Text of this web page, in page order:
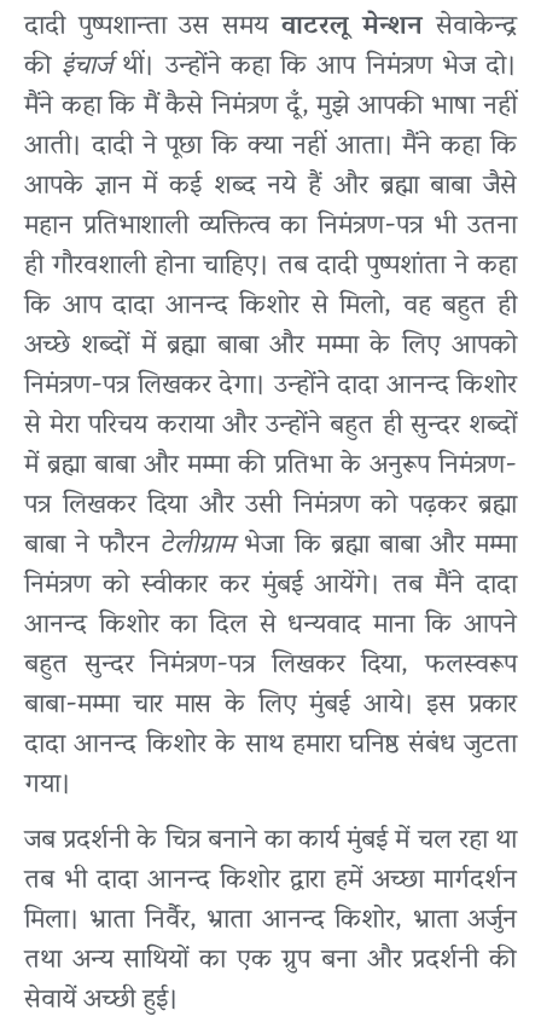
दादी पुष्पशान्ता उस समयवाटरलू मेन्शनसेवाकेन्द्र
की इंचार्जथीं। उन्होंने कहा कि आप निमंत्रण भेज दो।
मैंने कहा कि मैं कैसे निमंत्रण दूँ, मुझे आपकी भाषा नहीं
आती। दादी ने पूछा कि क्या नहीं आता। मैंने कहा कि
आपके ज्ञान में कई शब्द नये हैं और ब्रह्मा बाबा जैसे
महान प्रतिभाशाली व्यक्तित्व का निमंत्रण-पत्र भी उतना
ही गौरवशाली होना चाहिए। तब दादी पुष्पशांता ने कहा
कि आप दादा आनन्द किशोर से मिलो, वह बहुत ही
अच्छे शब्दों में ब्रह्मा बाबा और मम्मा के लिए आपको
निमंत्रण-पत्र लिखकर देगा। उन्होंने दादा आनन्द किशोर
से मेरा परिचय कराया और उन्होंने बहुत ही सुन्दर शब्दों
में ब्रह्मा बाबा और मम्मा की प्रतिभा के अनुरूप निमंत्रण-
पत्र लिखकर दिया और उसी निमंत्रण को पढ़कर ब्रह्मा
बाबा ने फौरन टेलीग्रामभेजा कि ब्रह्मा बाबा और मम्मा
निमंत्रण को स्वीकार कर मुंबई आयेंगे। तब मैंने दादा
आनन्द किशोर का दिल से धन्यवाद माना कि आपने
बहुत सुन्दर निमंत्रण-पत्र लिखकर दिया, फलस्वरूप
बाबा-मम्मा चार मास के लिए मुंबई आये। इस प्रकार
दादा आनन्द किशोर के साथ हमारा घनिष्ठ संबंध जुटता
गया।
जब प्रदर्शनी के चित्र बनाने का कार्य मुंबई में चल रहा था
तब भी दादा आनन्द किशोर द्वारा हमें अच्छा मार्गदर्शन
मिला। भ्राता निर्वैर, भ्राता आनन्द किशोर, भ्राता अर्जुन
तथा अन्य साथियों का एक ग्रुप बना और प्रदर्शनी की
सेवायें अच्छी हुई।